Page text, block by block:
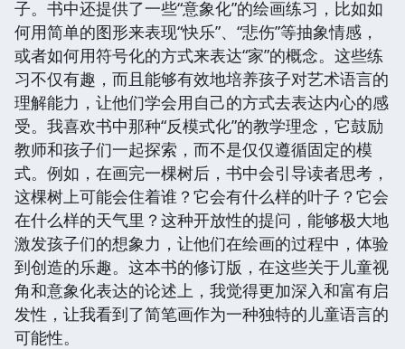
子。书中还提供了一些“意象化”的绘画练习，比如如
何用简单的图形来表现“快乐”、“悲伤”等抽象情感，
或者如何用符号化的方式来表达“家”的概念。这些练
习不仅有趣，而且能够有效地培养孩子对艺术语言的
理解能力，让他们学会用自己的方式去表达内心的感
受。我喜欢书中那种“反模式化”的教学理念，它鼓励
教师和孩子们一起探索，而不是仅仅遵循固定的模
式。例如，在画完一棵树后，书中会引导读者思考，
这棵树上可能会住着谁？它会有什么样的叶子？它会
在什么样的天气里？这种开放性的提问，能够极大地
激发孩子们的想象力，让他们在绘画的过程中，体验
到创造的乐趣。这本书的修订版，在这些关于儿童视
角和意象化表达的论述上，我觉得更加深入和富有启
发性，让我看到了简笔画作为一种独特的儿童语言的
可能性。